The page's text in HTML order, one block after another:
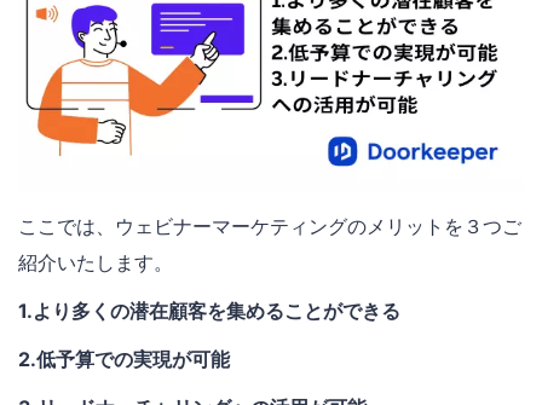
ここでは、ウェビナーマーケティングのメリットを３つご
紹介いたします。
1.より多くの潜在顧客を集めることができる
2.低予算での実現が可能